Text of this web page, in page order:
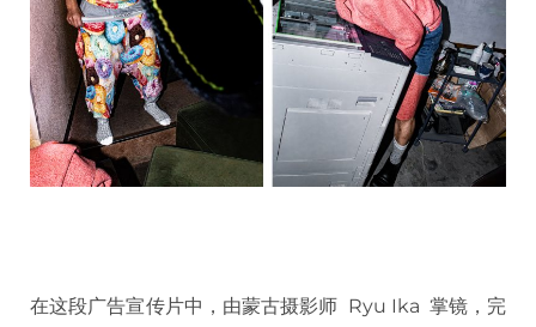
在这段广告宣传片中，由蒙古摄影师 Ryu Ika 掌镜，完